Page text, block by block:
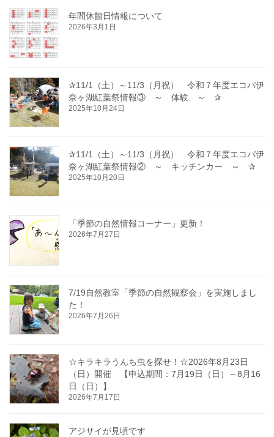
年間休館日情報について
2026年3月1日
✰11/1（土）～11/3（月祝） 令和７年度エコパ伊
奈ヶ湖紅葉祭情報③ ～ 体験 ～ ✰
2025年10月24日
✰11/1（土）～11/3（月祝） 令和７年度エコパ伊
奈ヶ湖紅葉祭情報② ～ キッチンカー ～ ✰
2025年10月20日
「季節の自然情報コーナー」更新！
2026年7月27日
7/19自然教室「季節の自然観察会」を実施しまし
た！
2026年7月26日
☆キラキラうんち虫を探せ！☆2026年8月23日
（日）開催 【申込期間：7月19日（日）～8月16
日（日）】
2026年7月17日
アジサイが見頃です